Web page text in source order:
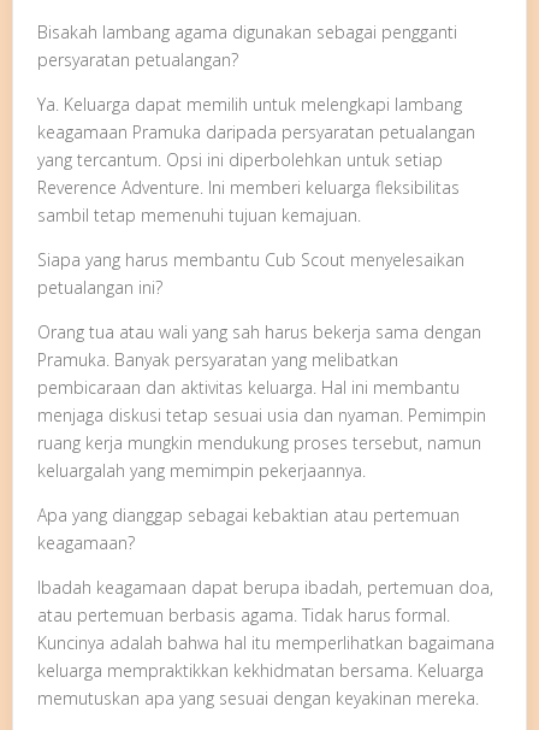
Bisakah lambang agama digunakan sebagai pengganti
persyaratan petualangan?
Ya. Keluarga dapat memilih untuk melengkapi lambang
keagamaan Pramuka daripada persyaratan petualangan
yang tercantum. Opsi ini diperbolehkan untuk setiap
Reverence Adventure. Ini memberi keluarga fleksibilitas
sambil tetap memenuhi tujuan kemajuan.
Siapa yang harus membantu Cub Scout menyelesaikan
petualangan ini?
Orang tua atau wali yang sah harus bekerja sama dengan
Pramuka. Banyak persyaratan yang melibatkan
pembicaraan dan aktivitas keluarga. Hal ini membantu
menjaga diskusi tetap sesuai usia dan nyaman. Pemimpin
ruang kerja mungkin mendukung proses tersebut, namun
keluargalah yang memimpin pekerjaannya.
Apa yang dianggap sebagai kebaktian atau pertemuan
keagamaan?
Ibadah keagamaan dapat berupa ibadah, pertemuan doa,
atau pertemuan berbasis agama. Tidak harus formal.
Kuncinya adalah bahwa hal itu memperlihatkan bagaimana
keluarga mempraktikkan kekhidmatan bersama. Keluarga
memutuskan apa yang sesuai dengan keyakinan mereka.